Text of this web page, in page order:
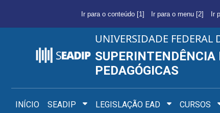
Ir para o conteúdo [1] Ir para o menu [2] Ir
UNIVERSIDADE FEDERAL
SUPERINTENDÊNCIA
PEDAGÓGICAS
INÍCIO SEADIP LEGISLAÇÃO EAD CURSOS